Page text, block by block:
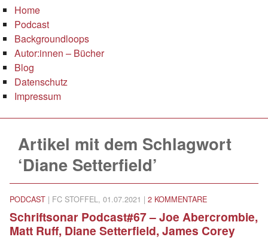
Home
Podcast
Backgroundloops
Autor:innen – Bücher
Blog
Datenschutz
Impressum
Artikel mit dem Schlagwort
‘Diane Setterfield’
PODCAST | FC STOFFEL, 01.07.2021 | 2 KOMMENTARE
Schriftsonar Podcast#67 – Joe Abercrombie,
Matt Ruff, Diane Setterfield, James Corey